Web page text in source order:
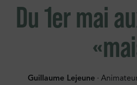
Du 1er mai
Guillaume Lejeune·